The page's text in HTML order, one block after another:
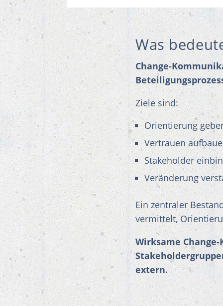
Was
Change-
Ziele sind:
Orientierung
Vertrauen
Stakeholder
Veränderung
Ein zentraler
vermittelt,
Wirksame
extern.